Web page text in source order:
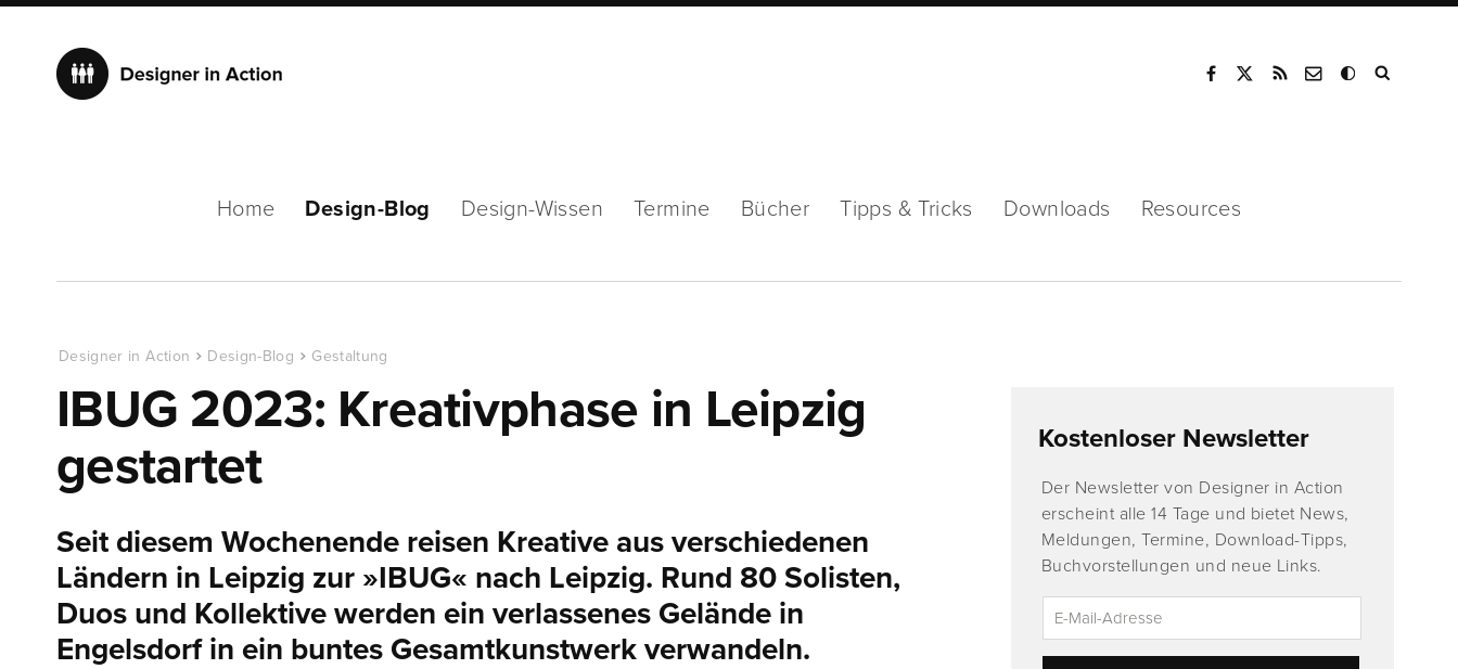
Home Design-Blog Design-Wissen Termine Bücher Tipps & Tricks Downloads Resources
Designer in Action Design-Blog Gestaltung
IBUG 2023: Kreativphase in Leipzig
gestartet
Seit diesem Wochenende reisen Kreative aus verschiedenen
Ländern in Leipzig zur »IBUG« nach Leipzig. Rund 80 Solisten,
Duos und Kollektive werden ein verlassenes Gelände in
Engelsdorf in ein buntes Gesamtkunstwerk verwandeln.
Kostenloser Newsletter
Der Newsletter von Designer in Action
erscheint alle 14 Tage und bietet News,
Meldungen, Termine, Download-Tipps,
Buchvorstellungen und neue Links.